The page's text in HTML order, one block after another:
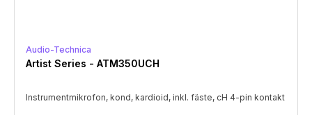
Audio-Technica
Artist Series - ATM350UCH
Instrumentmikrofon, kond, kardioid, inkl. fäste, cH 4-pin kontakt